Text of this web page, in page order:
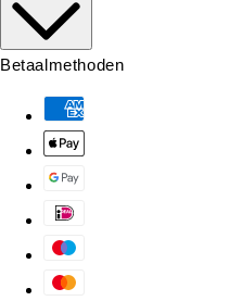
Betaalmethoden